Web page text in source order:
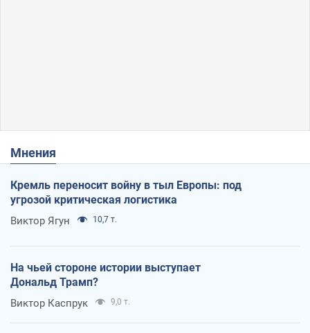
Мнения
Кремль переносит войну в тыл Европы: под
угрозой критическая логистика
Виктор Ягун 10,7 т.
На чьей стороне истории выступает
Дональд Трамп?
Виктор Каспрук 9,0 т.